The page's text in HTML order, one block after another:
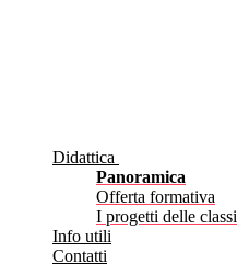
Didattica
Panoramica
Offerta formativa
I progetti delle classi
Info utili
Contatti